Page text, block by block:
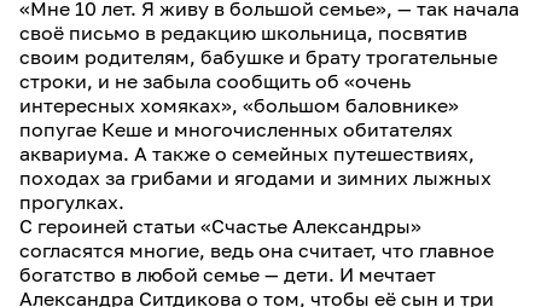
«Мне 10 лет. Я живу в большой семье», — так начала
своё письмо в редакцию школьница, посвятив
своим родителям, бабушке и брату трогательные
строки, и не забыла сообщить об «очень
интересных хомяках», «большом баловнике»
попугае Кеше и многочисленных обитателях
аквариума. А также о семейных путешествиях,
походах за грибами и ягодами и зимних лыжных
прогулках.
С героиней статьи «Счастье Александры»
согласятся многие, ведь она считает, что главное
богатство в любой семье — дети. И мечтает
Александра Ситдикова о том, чтобы её сын и три